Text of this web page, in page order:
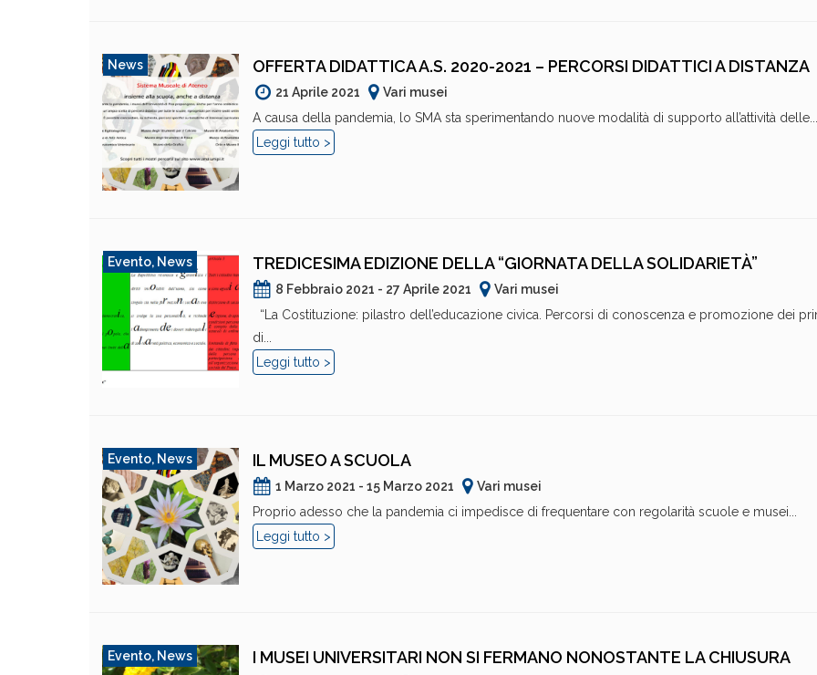
News OFFERTA DIDATTICA A.S. 2020-2021 – PERCORSI DIDATTICI A DISTANZA
21 Aprile 2021
Vari musei
A causa della pandemia, lo SMA sta sperimentando nuove modalità di supporto all’attività delle...
Leggi tutto >
Evento, News TREDICESIMA EDIZIONE DELLA “GIORNATA DELLA SOLIDARIETÀ”
8 Febbraio 2021 - 27 Aprile 2021
Vari musei
“La Costituzione: pilastro dell’educazione civica. Percorsi di conoscenza e promozione dei
di...
Leggi tutto >
Evento, News IL MUSEO A SCUOLA
1 Marzo 2021 - 15 Marzo 2021
Vari musei
Proprio adesso che la pandemia ci impedisce di frequentare con regolarità scuole e musei...
Leggi tutto >
Evento, News I MUSEI UNIVERSITARI NON SI FERMANO NONOSTANTE LA CHIUSURA